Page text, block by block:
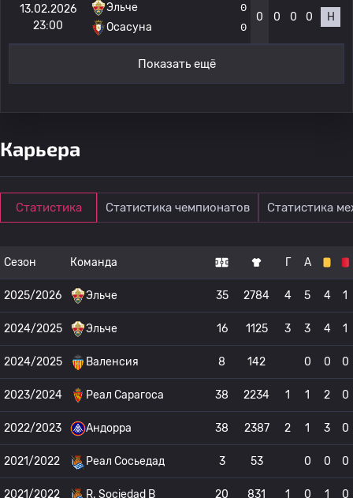
13.02.2026
23:00
Эльче
Осасуна
0
0
0 0 0 0 Н
Показать ещё
Карьера
Статистика Статистика чемпионатов Статистика
Сезон Команда Г А
2025/2026 Эльче 35 2784 4 5 4 1
2024/2025 Эльче 16 1125 3 3 4 1
2024/2025 Валенсия 8 142 0 0 0
2023/2024 Реал Сарагоса 38 2234 1 1 2 0
2022/2023 Андорра 38 2387 2 1 3 0
2021/2022 Реал Сосьедад 3 53 0 0 0
2021/2022 R. Sociedad B 20 831 1 0 1 0